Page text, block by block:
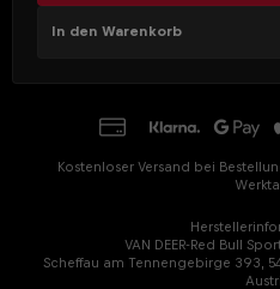
In den Warenkorb
Kostenloser Versand bei
VAN DEER-Red Bull
Scheffau am Tennengebirge 393,